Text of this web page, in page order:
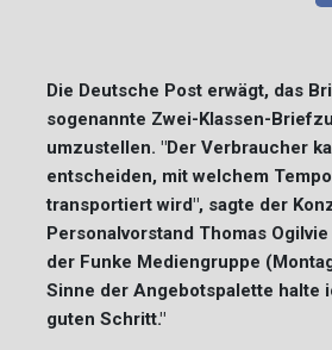
Die Deutsche Post erwägt, das
sogenannte Zwei-Klassen-
umzustellen. "Der Verbraucher
entscheiden, mit welchem
transportiert wird", sagte der
Personalvorstand Thomas
der Funke Mediengruppe
Sinne der Angebotspalette halte
guten Schritt."